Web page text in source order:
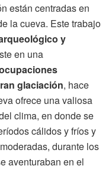
están centradas en
la cueva. Este trabajo
y
en una
glaciación, hace
ofrece una valiosa
clima, en donde se
cálidos y fríos y
durante los
aventuraban en el